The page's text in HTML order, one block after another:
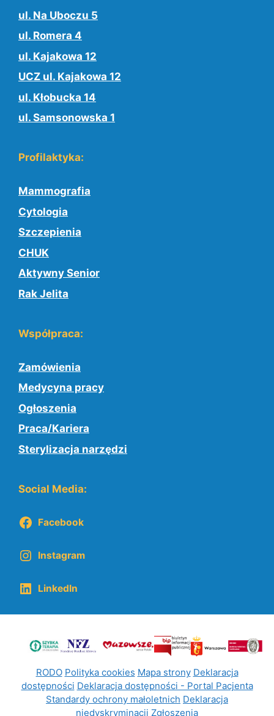
ul. Na Uboczu 5
ul. Romera 4
ul. Kajakowa 12
UCZ ul. Kajakowa 12
ul. Kłobucka 14
ul. Samsonowska 1
Profilaktyka:
Mammografia
Cytologia
Szczepienia
CHUK
Aktywny Senior
Rak Jelita
Współpraca:
Zamówienia
Medycyna pracy
Ogłoszenia
Praca/Kariera
Sterylizacja narzędzi
Social Media:
Facebook
Instagram
LinkedIn
RODO Polityka cookies Mapa strony Deklaracja
dostępności Deklaracja dostępności - Portal Pacjenta
Standardy ochrony małoletnich Deklaracja
niedyskryminacji Zgłoszenia